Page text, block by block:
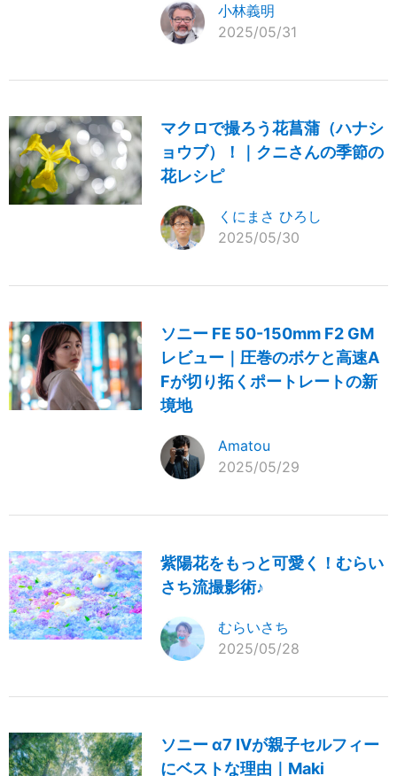
小林義明
2025/05/31
マクロで撮ろう花菖蒲（ハナシ
ョウブ）！｜クニさんの季節の
花レシピ
くにまさ ひろし
2025/05/30
ソニー FE 50-150mm F2 GM
レビュー｜圧巻のボケと高速A
Fが切り拓くポートレートの新
境地
Amatou
2025/05/29
紫陽花をもっと可愛く！むらい
さち流撮影術♪
むらいさち
2025/05/28
ソニー α7 IVが親子セルフィー
にベストな理由｜Maki